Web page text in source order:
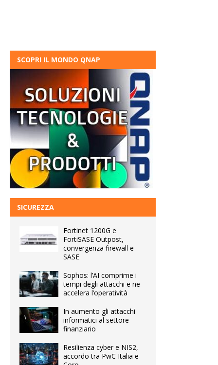
SCOPRI IL MONDO QNAP
SICUREZZA
Fortinet 1200G e
FortiSASE Outpost,
convergenza firewall e
SASE
Sophos: l’AI comprime i
tempi degli attacchi e ne
accelera l’operatività
In aumento gli attacchi
informatici al settore
finanziario
Resilienza cyber e NIS2,
accordo tra PwC Italia e